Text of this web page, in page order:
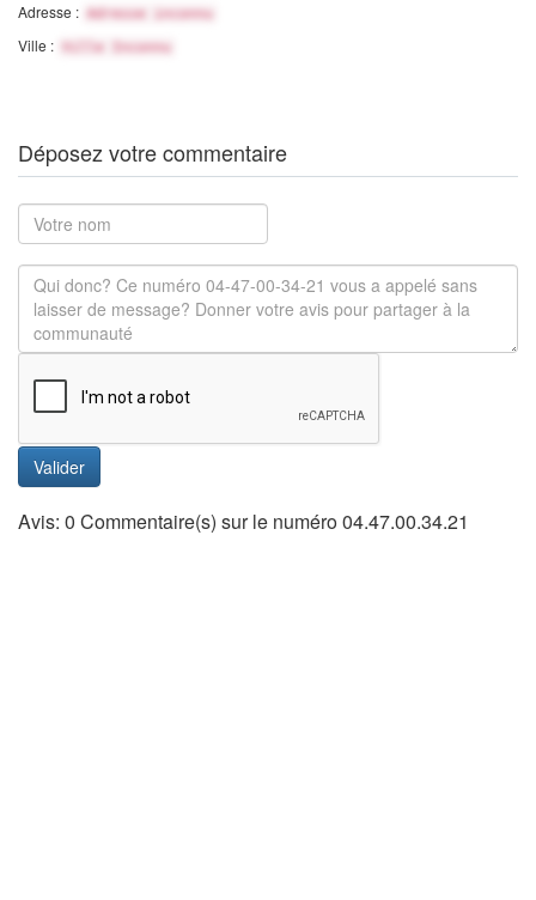
Adresse : Adresse inconnu
Ville : Ville Inconnu
Déposez votre commentaire
Valider
Avis: 0 Commentaire(s) sur le numéro 04.47.00.34.21